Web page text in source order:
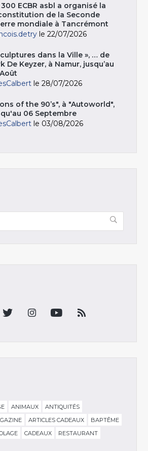
300 ECBR asbl a organisé la
de la Seconde
mondiale à Tancrémont
le 22/07/2026
dans la Ville », … de
De Keyzer, à Namur, jusqu’au
le 28/07/2026
of the 90’s", à "Autoworld",
06 Septembre
le 03/08/2026
ANIMAUX
ANTIQUITÉS
ARTICLES CADEAUX
BAPTÊME
CADEAUX
RESTAURANT